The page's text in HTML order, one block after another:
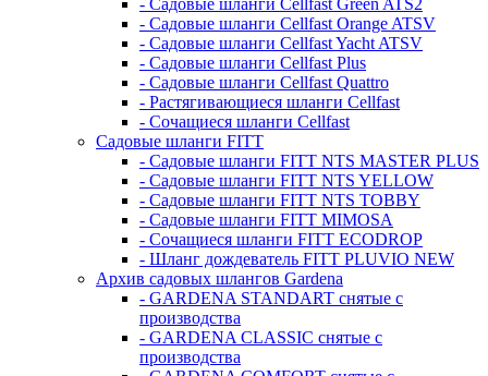
- Садовые шланги Cellfast Green ATS2
- Садовые шланги Cellfast Orange ATSV
- Садовые шланги Cellfast Yacht ATSV
- Садовые шланги Cellfast Plus
- Садовые шланги Cellfast Quattro
- Растягивающиеся шланги Cellfast
- Сочащиеся шланги Cellfast
Садовые шланги FITT
- Садовые шланги FITT NTS MASTER PLUS
- Садовые шланги FITT NTS YELLOW
- Садовые шланги FITT NTS TOBBY
- Садовые шланги FITT MIMOSA
- Сочащиеся шланги FITT ECODROP
- Шланг дождеватель FITT PLUVIO NEW
Архив садовых шлангов Gardena
- GARDENA STANDART снятые с
производства
- GARDENA CLASSIC снятые с
производства